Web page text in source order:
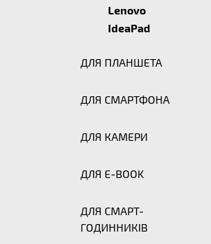
Lenovo
IdeaPad
ДЛЯ ПЛАНШЕТА
ДЛЯ СМАРТФОНА
ДЛЯ КАМЕРИ
ДЛЯ E-BOOK
ДЛЯ СМАРТ-
ГОДИННИКІВ